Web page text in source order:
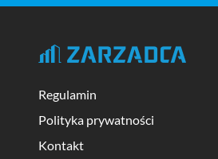
Regulamin
Polityka prywatności
Kontakt